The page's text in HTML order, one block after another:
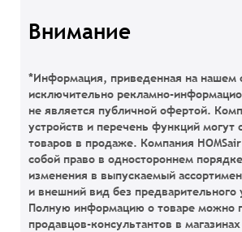
Внимание
*Информация, приведенная на нашем
исключительно рекламно-
не является публичной офертой.
устройств и перечень функций могут
товаров в продаже. Компания HOMSair
собой право в одностороннем
изменения в выпускаемый
и внешний вид без
Полную информацию о товаре можно
продавцов-консультантов в